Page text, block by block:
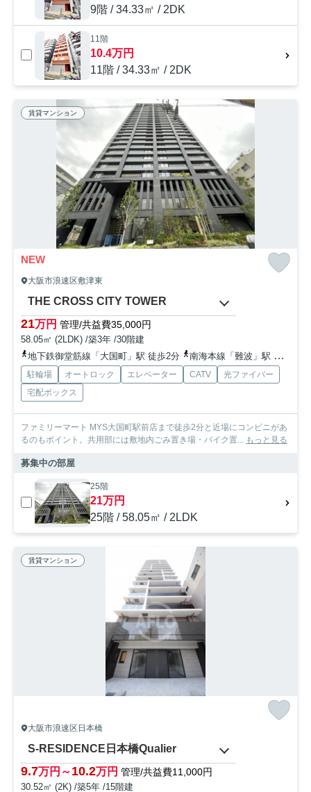
9階 / 34.33㎡ / 2DK
11階
10.4万円
11階 / 34.33㎡ / 2DK
賃貸マンション
NEW
大阪市浪速区敷津東
THE CROSS CITY TOWER
21万円 管理/共益費35,000円
58.05㎡ (2LDK) /築3年 /30階建
地下鉄御堂筋線「大国町」駅 徒歩2分
南海本線「難波」駅 徒歩10分
駐輪場 オートロック エレベーター CATV
光ファイバー
宅配ボックス
ファミリーマート MYS大国町駅前店まで徒歩2分と近場にコンビニがあ
るのもポイント。共用部には敷地内ごみ置き場・バイク置... もっと見る
募集中の部屋
25階
21万円
25階 / 58.05㎡ / 2LDK
賃貸マンション
大阪市浪速区日本橋
S-RESIDENCE日本橋Qualier
9.7万円～10.2万円 管理/共益費11,000円
30.52㎡ (2K) /築5年 /15階建